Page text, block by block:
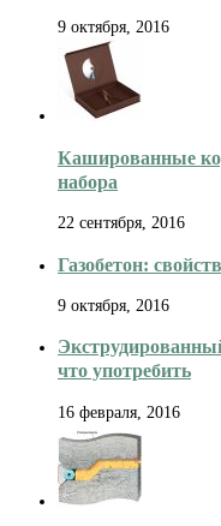
9 октября, 2016
Кашированные
набора
22 сентября, 2016
Газобетон:
9 октября, 2016
что употребить
16 февраля, 2016